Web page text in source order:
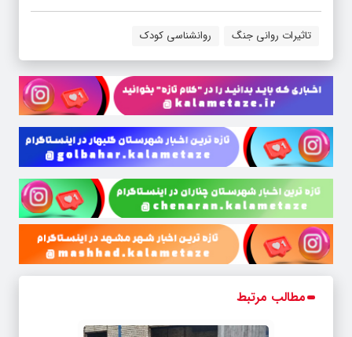
تاثیرات روانی جنگ روانشناسی کودک
مطالب مرتبط